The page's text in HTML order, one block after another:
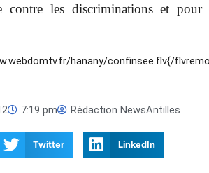
contre les discriminations et pour
hanany/confinsee.flv{/
7:19 pm Rédaction NewsAntilles
Twitter LinkedIn